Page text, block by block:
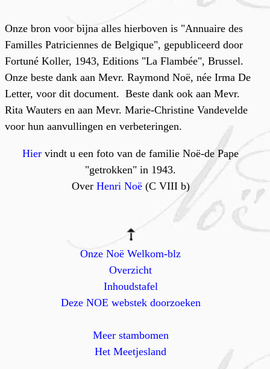
Onze bron voor bijna alles hierboven is "Annuaire des
Familles Patriciennes de Belgique", gepubliceerd door
Fortuné Koller, 1943, Editions "La Flambée", Brussel.
Onze beste dank aan Mevr. Raymond Noë, née Irma De
Letter, voor dit document. Beste dank ook aan Mevr.
Rita Wauters en aan Mevr. Marie-Christine Vandevelde
voor hun aanvullingen en verbeteringen.
Hier vindt u een foto van de familie Noë-de Pape
"getrokken" in 1943.
Over Henri Noë(C VIII b)
Onze Noë Welkom-blz
Overzicht
Inhoudstafel
Deze NOE webstek doorzoeken
Meer stambomen
Het Meetjesland